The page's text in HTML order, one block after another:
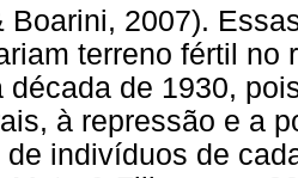
Boarini, 2007).
terreno fértil no
década de 1930,
à repressão e a
de indivíduos de